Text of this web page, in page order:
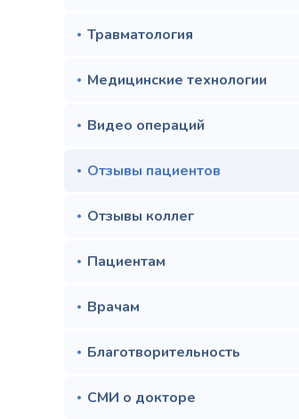
Травматология
Медицинские технологии
Видео операций
Отзывы пациентов
Отзывы коллег
Пациентам
Врачам
Благотворительность
СМИ о докторе